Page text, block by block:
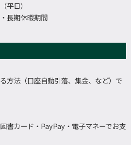
平日）
長期休暇期間
方法（口座自動引落、集金、など）で
書カード・PayPay・電子マネーでお支